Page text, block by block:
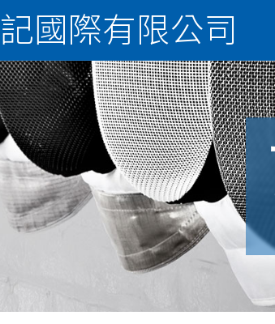
國際有限公司